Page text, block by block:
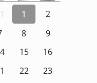
1
2
8
9
15
16
22
23